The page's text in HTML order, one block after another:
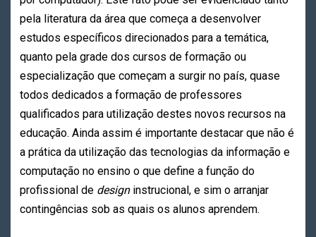
pela literatura da área que começa a desenvolver
estudos específicos direcionados para a temática,
quanto pela grade dos cursos de formação ou
especialização que começam a surgir no país, quase
todos dedicados a formação de professores
qualificados para utilização destes novos recursos na
educação. Ainda assim é importante destacar que não é
a prática da utilização das tecnologias da informação e
computação no ensino o que define a função do
profissional de design instrucional, e sim o arranjar
contingências sob as quais os alunos aprendem.